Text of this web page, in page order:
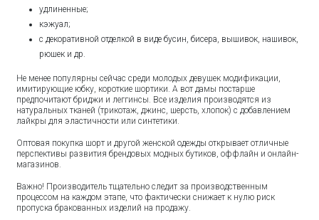
удлиненные;
кэжуал;
с декоративной отделкой в виде бусин, бисера, вышивок, нашивок,
рюшек и др.
Не менее популярны сейчас среди молодых девушек модификации,
имитирующие юбку, короткие шортики. А вот дамы постарше
предпочитают бриджи и леггинсы. Все изделия производятся из
натуральных тканей (трикотаж, джинс, шерсть, хлопок) с добавлением
лайкры для эластичности или синтетики.
Оптовая покупка шорт и другой женской одежды открывает отличные
перспективы развития брендовых модных бутиков, оффлайн и онлайн-
магазинов.
Важно! Производитель тщательно следит за производственным
процессом на каждом этапе, что фактически снижает к нулю риск
пропуска бракованных изделий на продажу.